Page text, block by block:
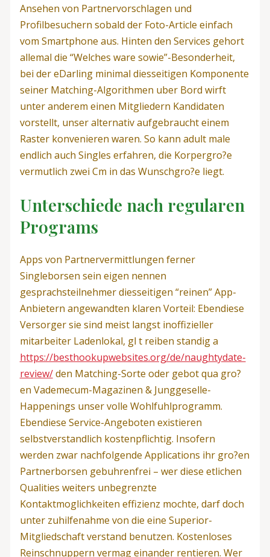
Ansehen von Partnervorschlagen und
Profilbesuchern sobald der Foto-Article einfach
vom Smartphone aus. Hinten den Services gehort
allemal die “Welches ware sowie”-Besonderheit,
bei der eDarling minimal diesseitigen Komponente
seiner Matching-Algorithmen uber Bord wirft
unter anderem einen Mitgliedern Kandidaten
vorstellt, unser alternativ aufgebraucht einem
Raster konvenieren waren. So kann adult male
endlich auch Singles erfahren, die Korpergro?e
vermutlich zwei Cm in das Wunschgro?e liegt.
Unterschiede nach regularen
Programs
Apps von Partnervermittlungen ferner
Singleborsen sein eigen nennen
gesprachsteilnehmer diesseitigen “reinen” App-
Anbietern angewandten klaren Vorteil: Ebendiese
Versorger sie sind meist langst inoffizieller
mitarbeiter Ladenlokal, gl t reiben standig a
https://besthookupwebsites.org/de/naughtydate-
review/den Matching-Sorte oder gebot qua gro?
en Vademecum-Magazinen & Junggeselle-
Happenings unser volle Wohlfuhlprogramm.
Ebendiese Service-Angeboten existieren
selbstverstandlich kostenpflichtig. Insofern
werden zwar nachfolgende Applications ihr gro?en
Partnerborsen gebuhrenfrei – wer diese etlichen
Qualities weiters unbegrenzte
Kontaktmoglichkeiten effizienz mochte, darf doch
unter zuhilfenahme von die eine Superior-
Mitgliedschaft verstand benutzen. Kostenloses
Reinschnuppern vermag einander rentieren. Wer